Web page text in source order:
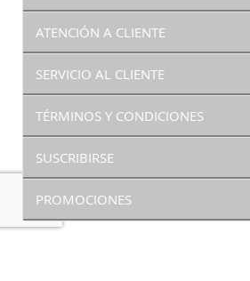
ATENCIÓN A CLIENTE
SERVICIO AL CLIENTE
TÉRMINOS Y CONDICIONES
SUSCRIBIRSE
PROMOCIONES